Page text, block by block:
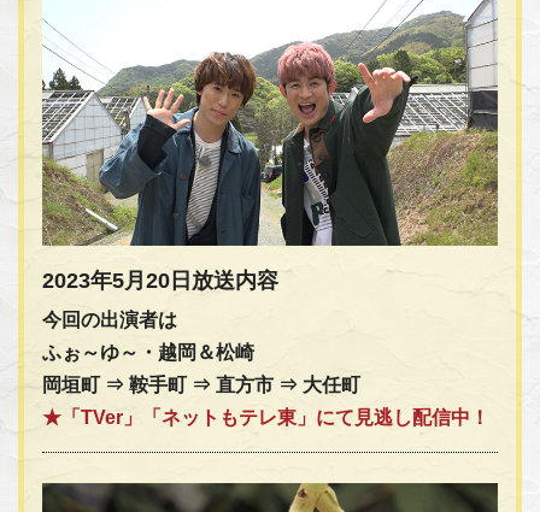
2023年5月20日放送内容
今回の出演者は
ふぉ～ゆ～・越岡＆松崎
岡垣町 ⇒ 鞍手町 ⇒ 直方市 ⇒ 大任町
★「TVer」「ネットもテレ東」にて見逃し配信中！